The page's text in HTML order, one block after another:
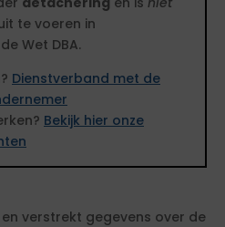
te voeren in
Wet DBA.
Dienstverband met de
Bekijk hier onze
verstrekt gegevens over de